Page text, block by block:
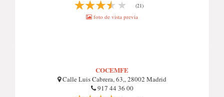
(21)
foto de vista previa
COCEMFE
Calle Luis Cabrera, 63,, 28002 Madrid
917 44 36 00